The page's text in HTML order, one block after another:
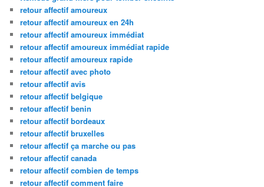
retour affectif amoureux
retour affectif amoureux en 24h
retour affectif amoureux immédiat
retour affectif amoureux immédiat rapide
retour affectif amoureux rapide
retour affectif avec photo
retour affectif avis
retour affectif belgique
retour affectif benin
retour affectif bordeaux
retour affectif bruxelles
retour affectif ça marche ou pas
retour affectif canada
retour affectif combien de temps
retour affectif comment faire